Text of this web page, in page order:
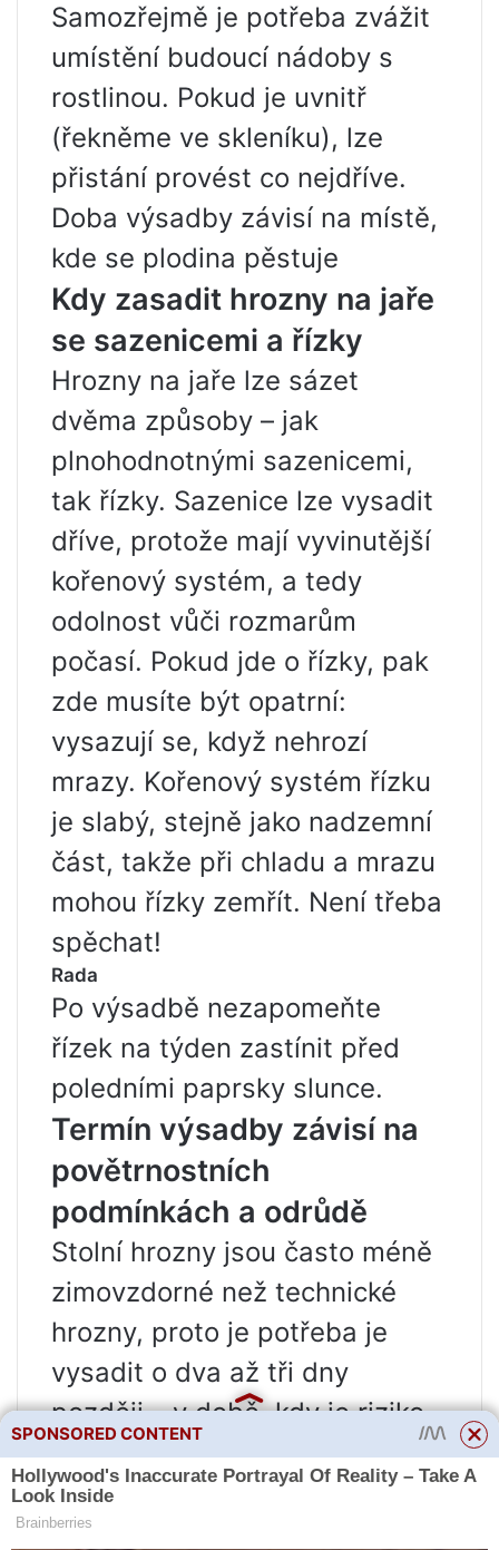
Samozřejmě je potřeba zvážit
umístění budoucí nádoby s
rostlinou. Pokud je uvnitř
(řekněme ve skleníku), lze
přistání provést co nejdříve.
Doba výsadby závisí na místě,
kde se plodina pěstuje
Kdy zasadit hrozny na jaře
se sazenicemi a řízky
Hrozny na jaře lze sázet
dvěma způsoby – jak
plnohodnotnými sazenicemi,
tak řízky. Sazenice lze vysadit
dříve, protože mají vyvinutější
kořenový systém, a tedy
odolnost vůči rozmarům
počasí. Pokud jde o řízky, pak
zde musíte být opatrní:
vysazují se, když nehrozí
mrazy. Kořenový systém řízku
je slabý, stejně jako nadzemní
část, takže při chladu a mrazu
mohou řízky zemřít. Není třeba
spěchat!
Rada
Po výsadbě nezapomeňte
řízek na týden zastínit před
poledními paprsky slunce.
Termín výsadby závisí na
povětrnostních
podmínkách a odrůdě
Stolní hrozny jsou často méně
zimovzdorné než technické
hrozny, proto je potřeba je
vysadit o dva až tři dny
později – v době, kdy je riziko
mrazů minimální. To je návod.
Technické odrůdy bývají
zimovzdornější, takže je lze
SPONSORED CONTENT